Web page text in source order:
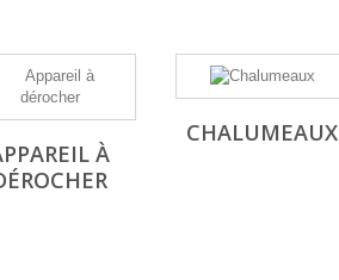
À
CHALUMEAUX